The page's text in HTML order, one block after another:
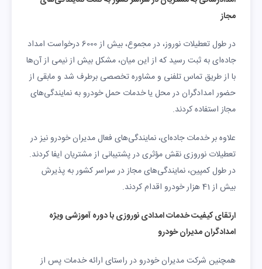
مجاز
در طول تعطیلات نوروز، در مجموع، بیش از 6000 درخواست امداد
جاده‌ای به ثبت رسید که از این میان، مشکل بیش از نیمی از آن‌ها
با از طریق تماس تلفنی و مشاوره تخصصی برطرف شد و مابقی از
حضور امدادگران در محل یا خدمات حمل خودرو به نمایندگی‌های
مجاز استفاده کردند.
علاوه بر خدمات جاده‌ای، نمایندگی‌های فعال مدیران خودرو نیز در
تعطیلات نوروزی نقش مؤثری در پشتیبانی از مشتریان ایفا کردند.
در طول کمپین، نمایندگی‌های مجاز در سراسر کشور به پذیرش
بیش از 41 هزار خودرو اقدام کردند.
ارتقای کیفیت خدمات امدادینوروزیبا دوره آموزشی ویژه
امدادگران مدیران خودرو
همچنین شرکت مدیران خودرو در راستای ارائه خدمات پس از